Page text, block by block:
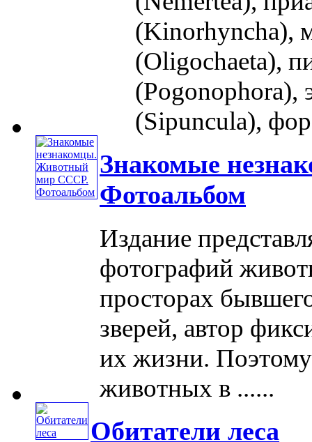
(Kinorhyncha),
(Oligochaeta),
(Pogonophora),
(Sipuncula),
Знакомые
Фотоальбом
Издание
фотографий
просторах
зверей, автор
их жизни.
животных в ......
Обитатели леса